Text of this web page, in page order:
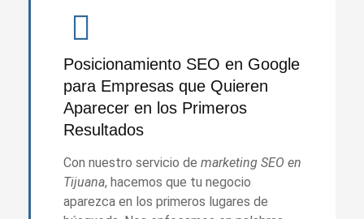
Posicionamiento SEO en Google
para Empresas que Quieren
Aparecer en los Primeros
Resultados
Con nuestro servicio de marketing SEO en
Tijuana, hacemos que tu negocio
aparezca en los primeros lugares de